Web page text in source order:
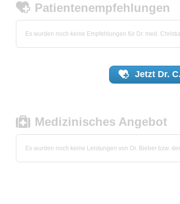
Patientenempfehlungen
Es wurden noch keine Empfehlungen für Dr. med.
Jetzt Dr.
Medizinisches Angebot
Es wurden noch keine Leistungen von Dr. Bieber bzw.